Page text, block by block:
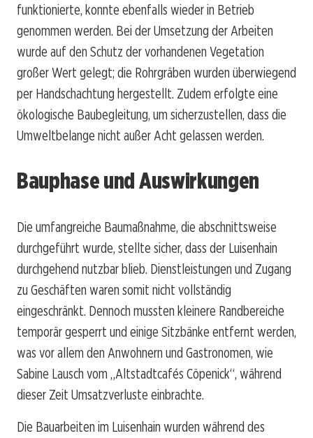
funktionierte, konnte ebenfalls wieder in Betrieb
genommen werden. Bei der Umsetzung der Arbeiten
wurde auf den Schutz der vorhandenen Vegetation
großer Wert gelegt; die Rohrgräben wurden überwiegend
per Handschachtung hergestellt. Zudem erfolgte eine
ökologische Baubegleitung, um sicherzustellen, dass die
Umweltbelange nicht außer Acht gelassen werden.
Bauphase und Auswirkungen
Die umfangreiche Baumaßnahme, die abschnittsweise
durchgeführt wurde, stellte sicher, dass der Luisenhain
durchgehend nutzbar blieb. Dienstleistungen und Zugang
zu Geschäften waren somit nicht vollständig
eingeschränkt. Dennoch mussten kleinere Randbereiche
temporär gesperrt und einige Sitzbänke entfernt werden,
was vor allem den Anwohnern und Gastronomen, wie
Sabine Lausch vom „Altstadtcafés Cöpenick“, während
dieser Zeit Umsatzverluste einbrachte.
Die Bauarbeiten im Luisenhain wurden während des